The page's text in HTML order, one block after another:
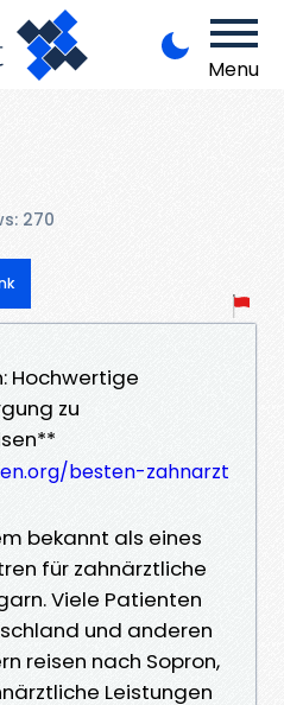
Menu
270
Hochwertige
zu
besten-zahnarzt
bekannt als eines
für zahnärztliche
Viele Patienten
und anderen
reisen nach Sopron,
Leistungen